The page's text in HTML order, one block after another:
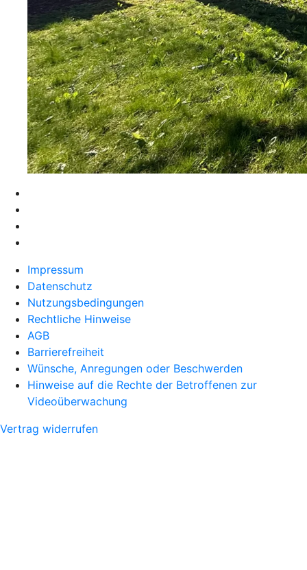
Impressum
Datenschutz
Nutzungsbedingungen
Rechtliche Hinweise
AGB
Barrierefreiheit
Wünsche, Anregungen oder Beschwerden
Hinweise auf die Rechte der Betroffenen zur
Videoüberwachung
Vertrag widerrufen